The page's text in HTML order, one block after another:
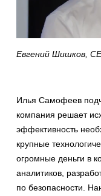
Евгений Шишков,
Илья Самофеев
компания решает
эффективность
крупные
огромные деньги в
аналитиков,
по безопасности.